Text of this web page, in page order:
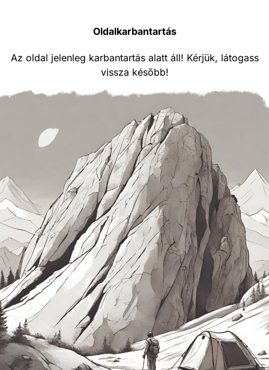
Oldalkarbantartás
Az oldal jelenleg karbantartás alatt áll! Kérjük, látogass
vissza később!